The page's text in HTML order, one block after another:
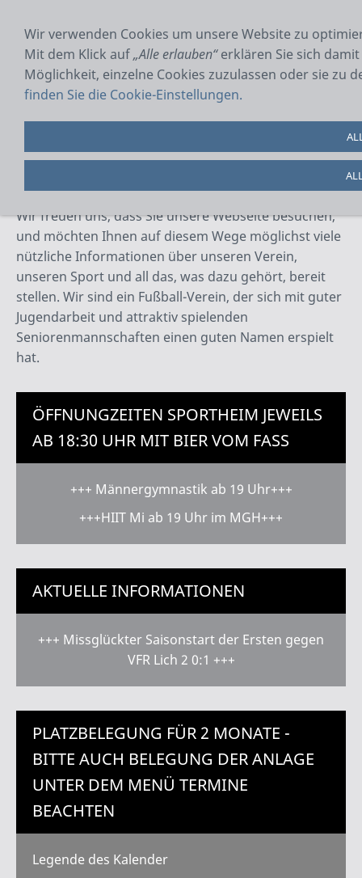
Homepage des SV 1959
Ober-Ofleiden
Wir freuen uns, dass Sie unsere Webseite besuchen,
und möchten Ihnen auf diesem Wege möglichst viele
nützliche Informationen über unseren Verein,
unseren Sport und all das, was dazu gehört, bereit
stellen. Wir sind ein Fußball-Verein, der sich mit guter
Jugendarbeit und attraktiv spielenden
Seniorenmannschaften einen guten Namen erspielt
hat.
ÖFFNUNGZEITEN SPORTHEIM JEWEILS
AB 18:30 UHR MIT BIER VOM FASS
+++ Männergymnastik ab 19 Uhr+++
+++HIIT Mi ab 19 Uhr im MGH+++
AKTUELLE INFORMATIONEN
+++ Missglückter Saisonstart der Ersten gegen
VFR Lich 2 0:1 +++
PLATZBELEGUNG FÜR 2 MONATE -
BITTE AUCH BELEGUNG DER ANLAGE
UNTER DEM MENÜ TERMINE
BEACHTEN
Legende des Kalender
Wir verwenden Cookies um unsere Website zu
Mit dem Klick auf„Alle erlauben“erklären Sie sich
Möglichkeit, einzelne Cookies zuzulassen oder sie
finden Sie die Cookie-Einstellungen.